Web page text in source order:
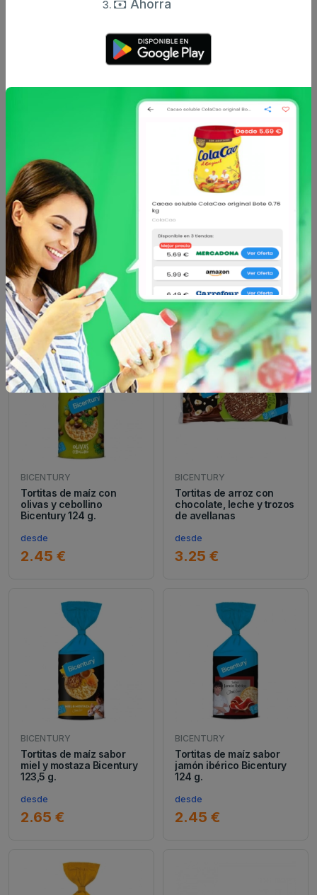
Análisis de precio
Sin descripción
Otros productos de BICENTURYen
Tortitas
BICENTURY
Tortitas de maíz con
olivas y cebollino
Bicentury 124 g.
desde
2.45 €
BICENTURY
Tortitas de arroz con
chocolate, leche y trozos
de avellanas
desde
3.25 €
BICENTURY
Tortitas de maíz sabor
miel y mostaza Bicentury
123,5 g.
desde
2.65 €
BICENTURY
Tortitas de maíz sabor
jamón ibérico Bicentury
124 g.
desde
2.45 €
Ahorra